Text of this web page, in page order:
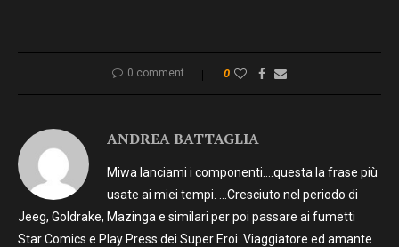
0 comment 0
ANDREA BATTAGLIA
Miwa lanciami i componenti….questa la frase più
usate ai miei tempi. …Cresciuto nel periodo di
Jeeg, Goldrake, Mazinga e similari per poi passare ai fumetti
Star Comics e Play Press dei Super Eroi. Viaggiatore ed amante